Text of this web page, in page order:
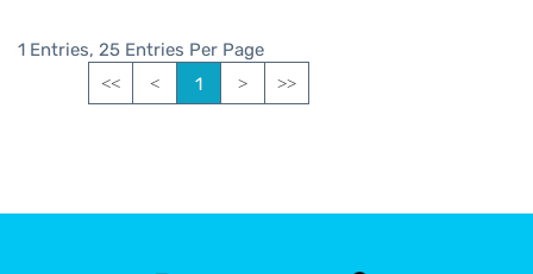
1 Entries, 25 Entries Per Page
<< < 1 > >>